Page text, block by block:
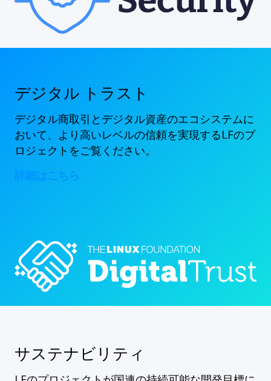
デジタル トラスト
デジタル商取引とデジタル資産のエコシステムに
おいて、より高いレベルの信頼を実現するLFのプ
ロジェクトをご覧ください。
詳細はこちら
サステナビリティ